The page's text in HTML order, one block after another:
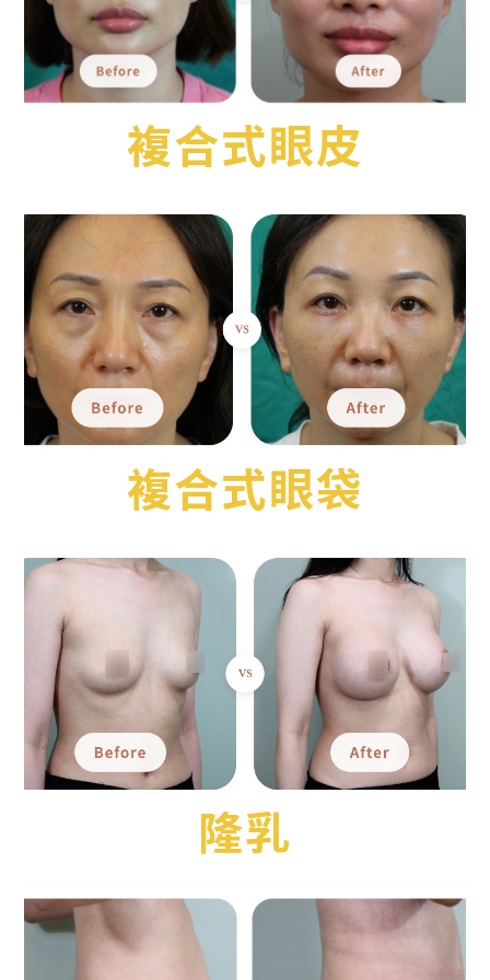
複合式眼皮
複合式眼袋
隆乳